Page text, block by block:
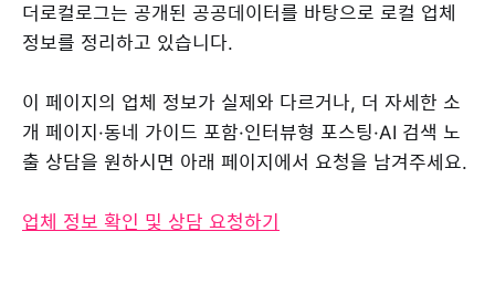
더로컬로그는 공개된 공공데이터를 바탕으로 로컬 업체
정보를 정리하고 있습니다.
이 페이지의 업체 정보가 실제와 다르거나, 더 자세한 소
개 페이지·동네 가이드 포함·인터뷰형 포스팅·AI 검색 노
출 상담을 원하시면 아래 페이지에서 요청을 남겨주세요.
업체 정보 확인 및 상담 요청하기